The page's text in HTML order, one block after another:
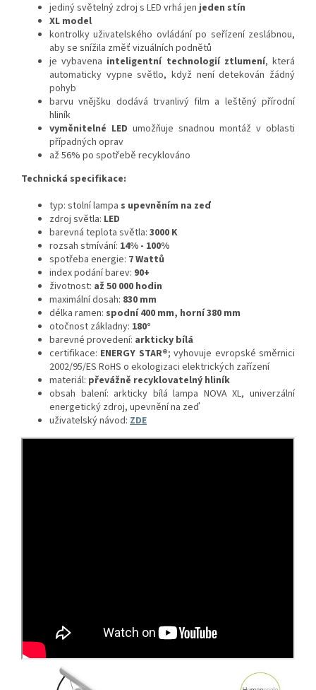
jediný světelný zdroj s LED vrhá jenjeden stín
XL model
kontrolky uživatelského ovládání po seřízení zeslábnou,
aby se snížila změť vizuálních podnětů
je vybavena inteligentní technologií ztlumení, která
automaticky vypne světlo, když není detekován žádný
pohyb
barvu vnějšku dodává trvanlivý film a leštěný přírodní
hliník
vyměnitelné LED umožňuje snadnou montáž v oblasti
případných oprav
až 56% po spotřebě recyklováno
Technická specifikace:
typ: stolní lampa s upevněním na zeď
zdroj světla: LED
barevná teplota světla: 3000 K
rozsah stmívání: 14% - 100%
spotřeba energie: 7 Wattů
index podání barev: 90+
životnost: až 50 000 hodin
maximální dosah: 830 mm
délka ramen: spodní 400 mm, horní 380 mm
otočnost základny: 180°
barevné provedení: arkticky bílá
certifikace: ENERGY STAR®;vyhovuje evropské směrnici
2002/95/ES RoHS o ekologizaci elektrických zařízení
materiál: převážně recyklovatelný hliník
obsah balení: arkticky bílá lampa NOVA XL, univerzální
energetický zdroj, upevnění na zeď
uživatelský návod: ZDE